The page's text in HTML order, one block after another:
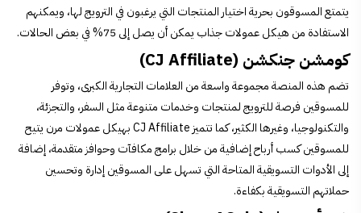
يتمتع المسوقون بحرية اختيار المنتجات التي يرغبون في الترويج لها، ويمكنهم
الاستفادة من هيكل عمولات جذاب يمكن أن يصل إلى 75% في بعض الحالات.
كومشن جنكشن (CJ Affiliate)
تضم هذه المنصة مجموعة واسعة من العلامات التجارية الكبرى، وتوفر
للمسوقين فرصة للترويج لمنتجات وخدمات متنوعة مثل السفر، والتجزئة،
والتكنولوجيا، وغيرها الكثير، كما تتميز CJ Affiliate بهيكل عمولات مرن يتيح
للمسوقين كسب أرباح إضافية من خلال برامج مكافآت وحوافز متقدمة، إضافة
إلى الأدوات التسويقية المتاحة التي تسهل على المسوقين إدارة وتحسين
حملاتهم التسويقية بكفاءة.